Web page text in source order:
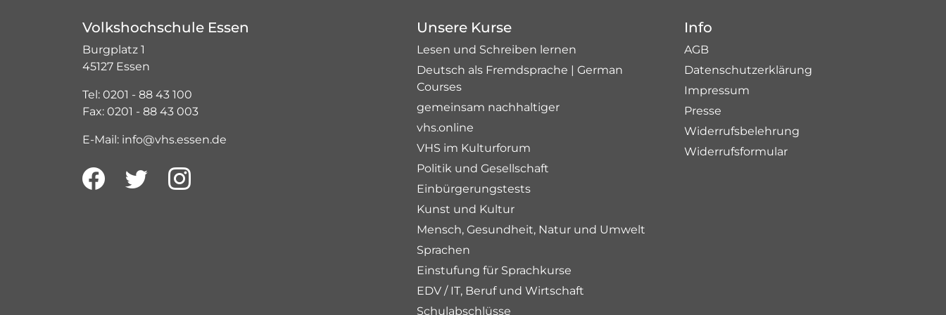
Volkshochschule Essen
Burgplatz 1
45127 Essen
Tel: 0201 - 88 43 100
Fax: 0201 - 88 43 003
E-Mail: info@vhs.essen.de
Unsere Kurse
Lesen und Schreiben lernen
Deutsch als Fremdsprache | German
Courses
gemeinsam nachhaltiger
vhs.online
VHS im Kulturforum
Politik und Gesellschaft
Einbürgerungstests
Kunst und Kultur
Mensch, Gesundheit, Natur und Umwelt
Sprachen
Einstufung für Sprachkurse
EDV / IT, Beruf und Wirtschaft
Schulabschlüsse
Info
AGB
Datenschutzerklärung
Impressum
Presse
Widerrufsbelehrung
Widerrufsformular